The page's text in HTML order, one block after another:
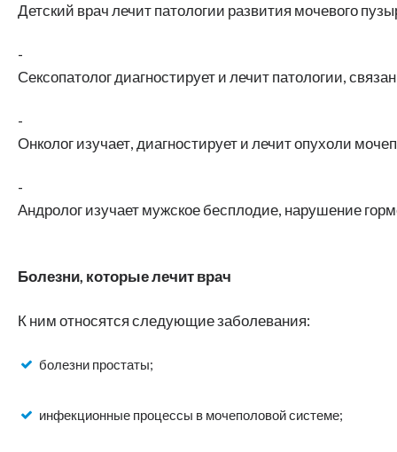
Детский врач лечит патологии развития мочевого
-
Сексопатолог диагностирует и лечит патологии,
-
Онколог изучает, диагностирует и лечит опухоли
-
Андролог изучает мужское бесплодие, нарушение
Болезни, которые лечит врач
К ним относятся следующие заболевания:
болезни простаты;
инфекционные процессы в мочеполовой системе;